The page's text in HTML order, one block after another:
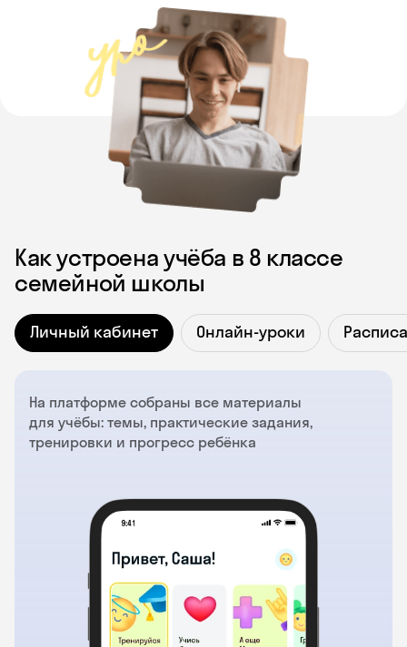
Как устроена учёба в 8 классе
семейной школы
Личный кабинет Онлайн-уроки
На платформе собраны все материалы
для учёбы: темы, практические задания,
тренировки и прогресс ребёнка